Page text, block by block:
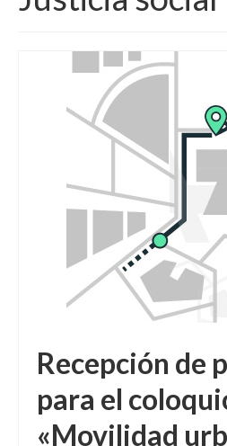
Recepción de
para el
«Movilidad